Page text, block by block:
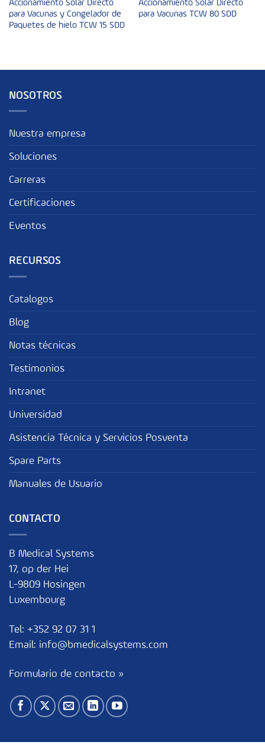
Accionamiento Solar Directo
para Vacunas y Congelador de
Paquetes de hielo TCW 15 SDD
Accionamiento Solar Directo
para Vacunas TCW 80 SDD
NOSOTROS
Nuestra empresa
Soluciones
Carreras
Certificaciones
Eventos
RECURSOS
Catalogos
Blog
Notas técnicas
Testimonios
Intranet
Universidad
Asistencia Técnica y Servicios Posventa
Spare Parts
Manuales de Usuario
CONTACTO
B Medical Systems
17, op der Hei
L-9809 Hosingen
Luxembourg
Tel: +352 92 07 31 1
Email: info@bmedicalsystems.com
Formulario de contacto »